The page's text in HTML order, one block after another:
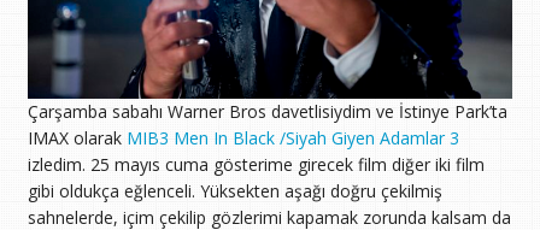
Çarşamba sabahı Warner Bros davetlisiydim ve İstinye Park’ta
IMAX olarak MIB3 Men In Black /Siyah Giyen Adamlar 3
izledim. 25 mayıs cuma gösterime girecek film diğer iki film
gibi oldukça eğlenceli. Yüksekten aşağı doğru çekilmiş
sahnelerde, içim çekilip gözlerimi kapamak zorunda kalsam da